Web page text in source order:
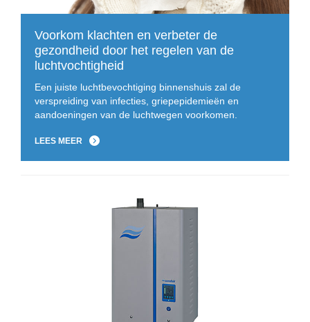
Voorkom klachten en verbeter de
gezondheid door het regelen van de
luchtvochtigheid
Een juiste luchtbevochtiging binnenshuis zal de
verspreiding van infecties, griepepidemieën en
aandoeningen van de luchtwegen voorkomen.
LEES MEER